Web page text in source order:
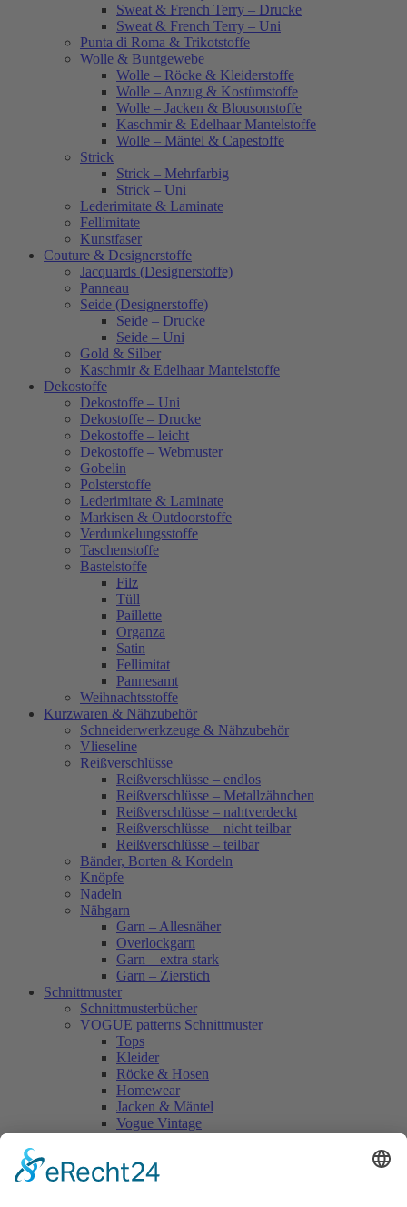
Sweat & French Terry – Drucke
Sweat & French Terry – Uni
Punta di Roma & Trikotstoffe
Wolle & Buntgewebe
Wolle – Röcke & Kleiderstoffe
Wolle – Anzug & Kostümstoffe
Wolle – Jacken & Blousonstoffe
Kaschmir & Edelhaar Mantelstoffe
Wolle – Mäntel & Capestoffe
Strick
Strick – Mehrfarbig
Strick – Uni
Lederimitate & Laminate
Fellimitate
Kunstfaser
Couture & Designerstoffe
Jacquards (Designerstoffe)
Panneau
Seide (Designerstoffe)
Seide – Drucke
Seide – Uni
Gold & Silber
Kaschmir & Edelhaar Mantelstoffe
Dekostoffe
Dekostoffe – Uni
Dekostoffe – Drucke
Dekostoffe – leicht
Dekostoffe – Webmuster
Gobelin
Polsterstoffe
Lederimitate & Laminate
Markisen & Outdoorstoffe
Verdunkelungsstoffe
Taschenstoffe
Bastelstoffe
Filz
Tüll
Paillette
Organza
Satin
Fellimitat
Pannesamt
Weihnachtsstoffe
Kurzwaren & Nähzubehör
Schneiderwerkzeuge & Nähzubehör
Vlieseline
Reißverschlüsse
Reißverschlüsse – endlos
Reißverschlüsse – Metallzähnchen
Reißverschlüsse – nahtverdeckt
Reißverschlüsse – nicht teilbar
Reißverschlüsse – teilbar
Bänder, Borten & Kordeln
Knöpfe
Nadeln
Nähgarn
Garn – Allesnäher
Overlockgarn
Garn – extra stark
Garn – Zierstich
Schnittmuster
Schnittmusterbücher
VOGUE patterns Schnittmuster
Tops
Kleider
Röcke & Hosen
Homewear
Jacken & Mäntel
Vogue Vintage
Accessoires